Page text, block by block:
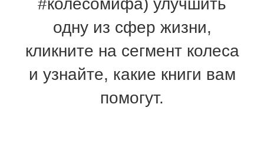
#колесомифа) улучшить
одну из сфер жизни,
кликните на сегмент колеса
и узнайте, какие книги вам
помогут.